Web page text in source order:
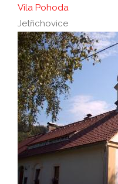
Vila Pohoda
Jetřichovice